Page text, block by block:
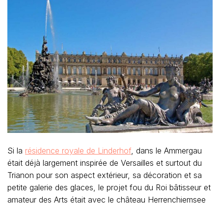
Si la résidence royale de Linderhof , dans le Ammergau
était déjà largement inspirée de Versailles et surtout du
Trianon pour son aspect extérieur, sa décoration et sa
petite galerie des glaces, le projet fou du Roi bâtisseur et
amateur des Arts était avec le château Herrenchiemsee